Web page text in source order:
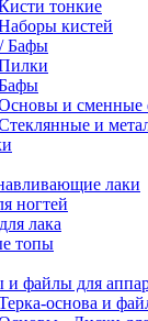
тонкие
кистей
Бафы
и сменные
и
лаки
ногтей
лака
топы
файлы для
основа и